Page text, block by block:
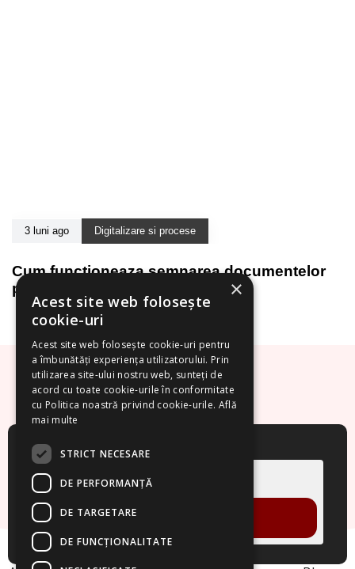
3 luni ago Digitalizare si procese
Cum functioneaza semnarea documentelor
pe tableta
Cere un demo!
VREAU DEMO
×
Acest site web folosește
cookie-uri
Acest site web folosește cookie-uri pentru
a îmbunătăți experiența utilizatorului. Prin
utilizarea site-ului nostru web, sunteți de
acord cu toate cookie-urile în conformitate
cu Politica noastră privind cookie-urile. Află
mai multe
STRICT NECESARE
DE PERFORMANȚĂ
DE TARGETARE
DE FUNCŢIONALITATE